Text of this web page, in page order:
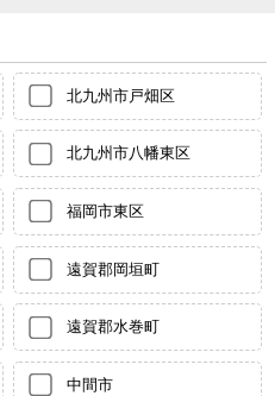
北九州市戸畑区
北九州市八幡東区
福岡市東区
遠賀郡岡垣町
遠賀郡水巻町
中間市